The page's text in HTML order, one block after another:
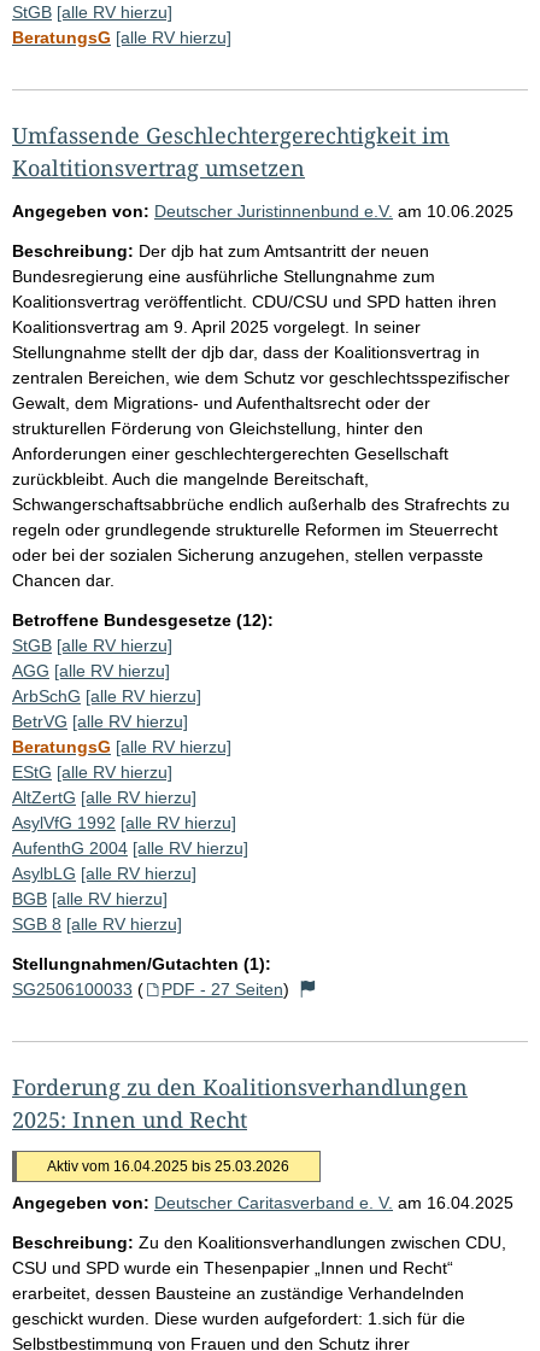
StGB [alle RV hierzu]
BeratungsG [alle RV hierzu]
Umfassende Geschlechtergerechtigkeit im
Koaltitionsvertrag umsetzen
Angegeben von: Deutscher Juristinnenbund e.V. am 10.06.2025
Beschreibung: Der djb hat zum Amtsantritt der neuen
Bundesregierung eine ausführliche Stellungnahme zum
Koalitionsvertrag veröffentlicht. CDU/CSU und SPD hatten ihren
Koalitionsvertrag am 9. April 2025 vorgelegt. In seiner
Stellungnahme stellt der djb dar, dass der Koalitionsvertrag in
zentralen Bereichen, wie dem Schutz vor geschlechtsspezifischer
Gewalt, dem Migrations- und Aufenthaltsrecht oder der
strukturellen Förderung von Gleichstellung, hinter den
Anforderungen einer geschlechtergerechten Gesellschaft
zurückbleibt. Auch die mangelnde Bereitschaft,
Schwangerschaftsabbrüche endlich außerhalb des Strafrechts zu
regeln oder grundlegende strukturelle Reformen im Steuerrecht
oder bei der sozialen Sicherung anzugehen, stellen verpasste
Chancen dar.
Betroffene Bundesgesetze (12):
StGB [alle RV hierzu]
AGG [alle RV hierzu]
ArbSchG [alle RV hierzu]
BetrVG [alle RV hierzu]
BeratungsG [alle RV hierzu]
EStG [alle RV hierzu]
AltZertG [alle RV hierzu]
AsylVfG 1992 [alle RV hierzu]
AufenthG 2004 [alle RV hierzu]
AsylbLG [alle RV hierzu]
BGB [alle RV hierzu]
SGB 8 [alle RV hierzu]
Stellungnahmen/Gutachten (1):
SG2506100033 ( PDF - 27 Seiten)
Forderung zu den Koalitionsverhandlungen
2025: Innen und Recht
Aktiv vom 16.04.2025 bis 25.03.2026
Angegeben von: Deutscher Caritasverband e. V. am 16.04.2025
Beschreibung: Zu den Koalitionsverhandlungen zwischen CDU,
CSU und SPD wurde ein Thesenpapier „Innen und Recht“
erarbeitet, dessen Bausteine an zuständige Verhandelnden
geschickt wurden. Diese wurden aufgefordert: 1.sich für die
Selbstbestimmung von Frauen und den Schutz ihrer